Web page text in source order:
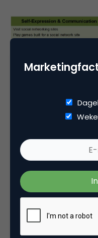
De relatie met
infrastructuur en de
shaped'-relaties. Zo
“
higher